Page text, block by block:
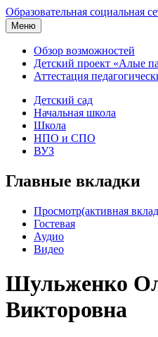
Образовательная социальная
Меню
Обзор возможностей
Детский проект «Алые
Аттестация
Детский сад
Начальная школа
Школа
НПО и СПО
ВУЗ
Главные вкладки
Просмотр(активная
Гостевая
Аудио
Видео
Шульженко
Викторовна